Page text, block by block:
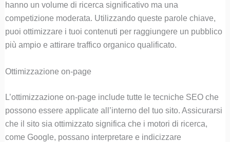
hanno un volume di ricerca significativo ma una
competizione moderata. Utilizzando queste parole chiave,
puoi ottimizzare i tuoi contenuti per raggiungere un pubblico
più ampio e attirare traffico organico qualificato.
Ottimizzazione on-page
L’ottimizzazione on-page include tutte le tecniche SEO che
possono essere applicate all’interno del tuo sito. Assicurarsi
che il sito sia ottimizzato significa che i motori di ricerca,
come Google, possano interpretare e indicizzare